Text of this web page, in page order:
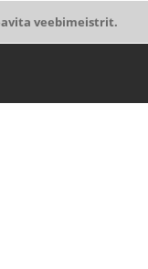
veebimeistrit.